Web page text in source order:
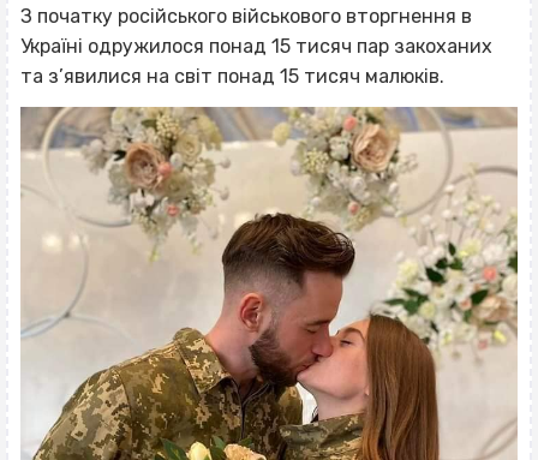
З початку російського військового вторгнення в
Україні одружилося понад 15 тисяч пар закоханих
та з’явилися на світ понад 15 тисяч малюків.